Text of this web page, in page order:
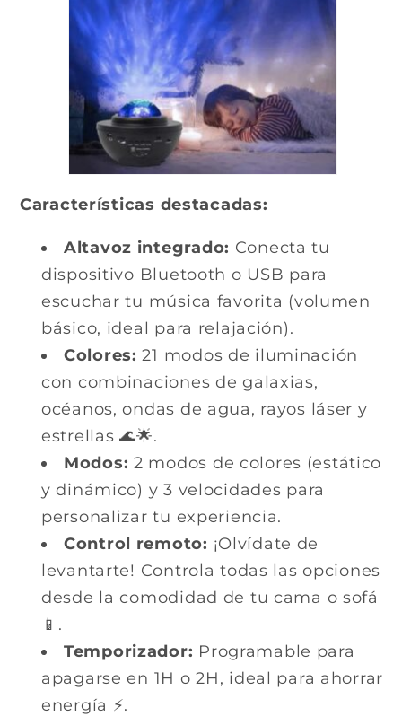
Características destacadas:
Altavoz integrado: Conecta tu
dispositivo Bluetooth o USB para
escuchar tu música favorita (volumen
básico, ideal para relajación).
Colores: 21 modos de iluminación
con combinaciones de galaxias,
océanos, ondas de agua, rayos láser y
estrellas 🌊🌟.
Modos: 2 modos de colores (estático
y dinámico) y 3 velocidades para
personalizar tu experiencia.
Control remoto: ¡Olvídate de
levantarte! Controla todas las opciones
desde la comodidad de tu cama o sofá
📱.
Temporizador: Programable para
apagarse en 1H o 2H, ideal para ahorrar
energía ⚡.